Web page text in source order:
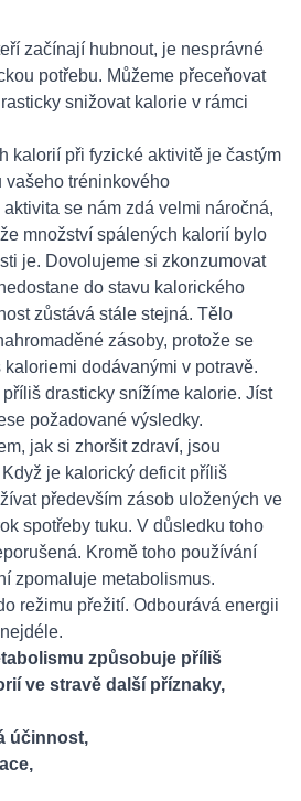
začínají hubnout, je nesprávné
potřebu. Můžeme přeceňovat
snižovat kalorie v rámci
kalorií při fyzické aktivitě je častým
vašeho tréninkového
se nám zdá velmi náročná,
množství spálených kalorií bylo
je. Dovolujeme si zkonzumovat
do stavu kalorického
zůstává stále stejná. Tělo
zásoby, protože se
dodávanými v potravě.
drasticky snížíme kalorie. Jíst
požadované výsledky.
jak si zhoršit zdraví, jsou
je kalorický deficit příliš
především zásob uložených ve
spotřeby tuku. V důsledku toho
Kromě toho používání
zpomaluje metabolismus.
režimu přežití. Odbourává energii
způsobuje příliš
ve stravě další příznaky,
účinnost,